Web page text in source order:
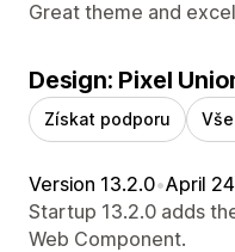
Great theme and
Design: Pixel
Získat podporu
Version 13.2.0•April
Startup 13.2.0 adds
Web Component.